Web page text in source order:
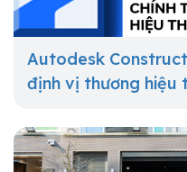
Autodesk
định vị thương hiệu